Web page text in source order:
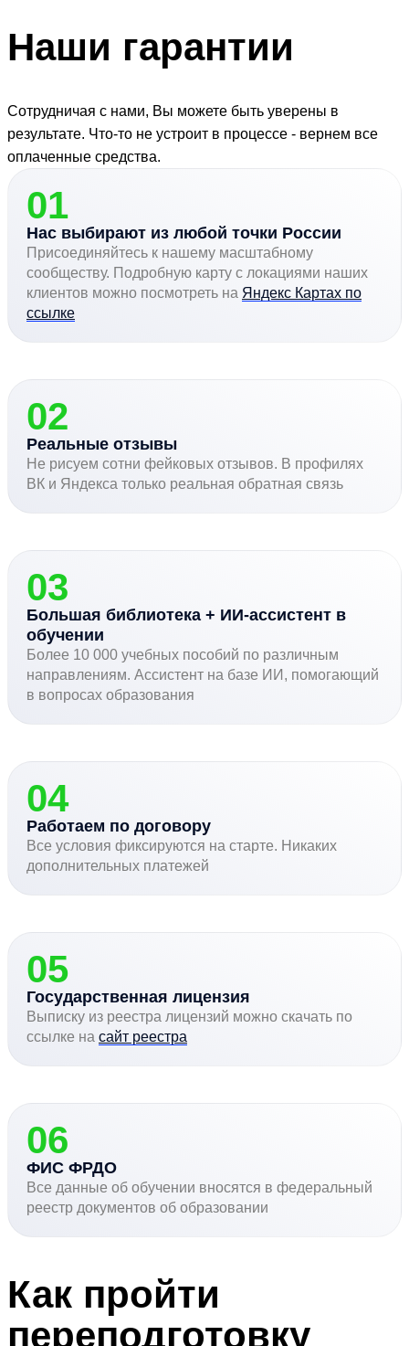
Наши гарантии
Сотрудничая с нами, Вы можете быть уверены в
результате. Что-то не устроит в процессе - вернем все
оплаченные средства.
01
Нас выбирают из любой точки России
Присоединяйтесь к нашему масштабному
сообществу. Подробную карту с локациями наших
клиентов можно посмотреть на Яндекс Картах по
ссылке
02
Реальные отзывы
Не рисуем сотни фейковых отзывов. В профилях
ВК и Яндекса только реальная обратная связь
03
Большая библиотека + ИИ-ассистент в
обучении
Более 10 000 учебных пособий по различным
направлениям. Ассистент на базе ИИ, помогающий
в вопросах образования
04
Работаем по договору
Все условия фиксируются на старте. Никаких
дополнительных платежей
05
Государственная лицензия
Выписку из реестра лицензий можно скачать по
ссылке на сайт реестра
06
ФИС ФРДО
Все данные об обучении вносятся в федеральный
реестр документов об образовании
Как пройти
переподготовку